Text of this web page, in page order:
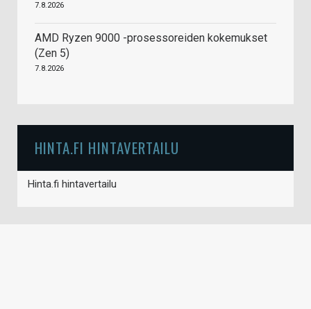
7.8.2026
AMD Ryzen 9000 -prosessoreiden kokemukset
(Zen 5)
7.8.2026
HINTA.FI HINTAVERTAILU
Hinta.fi hintavertailu